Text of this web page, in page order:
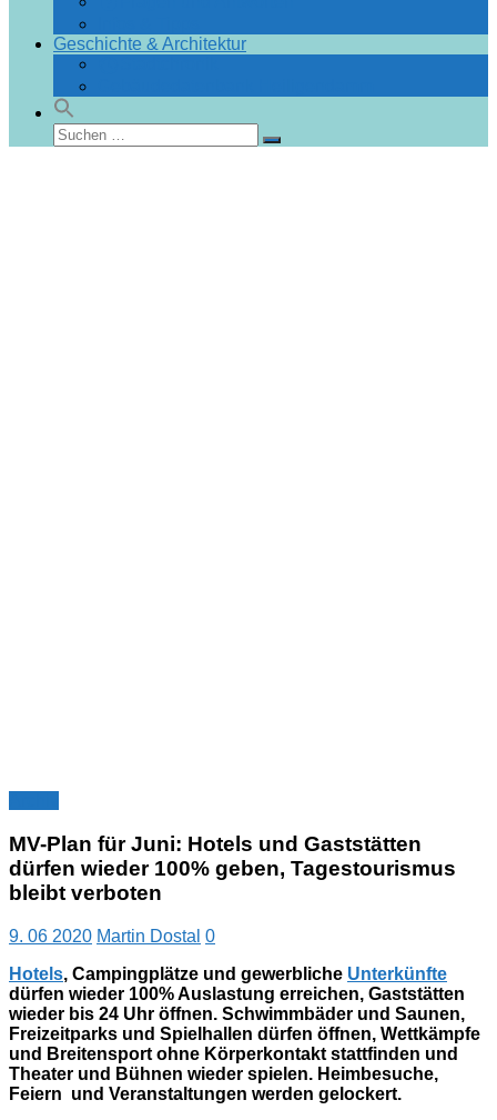
Geschichte & Architektur
Suchen
nach:
Suchen
MV-Plan für Juni: Hotels und Gaststätten
dürfen wieder 100% geben, Tagestourismus
bleibt verboten
9. 06 2020 Martin Dostal 0
Hotels, Campingplätze und gewerbliche Unterkünfte
dürfen wieder 100% Auslastung erreichen, Gaststätten
wieder bis 24 Uhr öffnen. Schwimmbäder und Saunen,
Freizeitparks und Spielhallen dürfen öffnen, Wettkämpfe
und Breitensport ohne Körperkontakt stattfinden und
Theater und Bühnen wieder spielen. Heimbesuche,
Feiern und Veranstaltungen werden gelockert.